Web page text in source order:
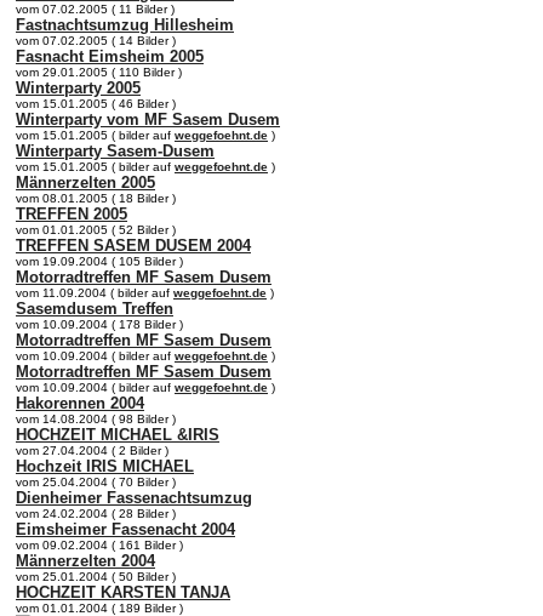
vom 07.02.2005 ( 11 Bilder )
Fastnachtsumzug Hillesheim
vom 07.02.2005 ( 14 Bilder )
Fasnacht Eimsheim 2005
vom 29.01.2005 ( 110 Bilder )
Winterparty 2005
vom 15.01.2005 ( 46 Bilder )
Winterparty vom MF Sasem Dusem
vom 15.01.2005 ( bilder auf weggefoehnt.de )
Winterparty Sasem-Dusem
vom 15.01.2005 ( bilder auf weggefoehnt.de )
Männerzelten 2005
vom 08.01.2005 ( 18 Bilder )
TREFFEN 2005
vom 01.01.2005 ( 52 Bilder )
TREFFEN SASEM DUSEM 2004
vom 19.09.2004 ( 105 Bilder )
Motorradtreffen MF Sasem Dusem
vom 11.09.2004 ( bilder auf weggefoehnt.de )
Sasemdusem Treffen
vom 10.09.2004 ( 178 Bilder )
Motorradtreffen MF Sasem Dusem
vom 10.09.2004 ( bilder auf weggefoehnt.de )
Motorradtreffen MF Sasem Dusem
vom 10.09.2004 ( bilder auf weggefoehnt.de )
Hakorennen 2004
vom 14.08.2004 ( 98 Bilder )
HOCHZEIT MICHAEL &IRIS
vom 27.04.2004 ( 2 Bilder )
Hochzeit IRIS MICHAEL
vom 25.04.2004 ( 70 Bilder )
Dienheimer Fassenachtsumzug
vom 24.02.2004 ( 28 Bilder )
Eimsheimer Fassenacht 2004
vom 09.02.2004 ( 161 Bilder )
Männerzelten 2004
vom 25.01.2004 ( 50 Bilder )
HOCHZEIT KARSTEN TANJA
vom 01.01.2004 ( 189 Bilder )